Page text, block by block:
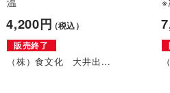
4,200円（税込）
販売終了
（株）食文化 大井出...